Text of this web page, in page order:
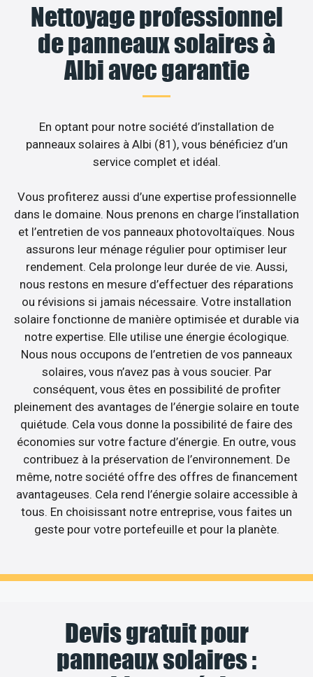
Nettoyage professionnel
de panneaux solaires à
Albi avec garantie
En optant pour notre société d’installation de
panneaux solaires à Albi (81), vous bénéficiez d’un
service complet et idéal.
Vous profiterez aussi d’une expertise professionnelle
dans le domaine. Nous prenons en charge l’installation
et l’entretien de vos panneaux photovoltaïques. Nous
assurons leur ménage régulier pour optimiser leur
rendement. Cela prolonge leur durée de vie. Aussi,
nous restons en mesure d’effectuer des réparations
ou révisions si jamais nécessaire. Votre installation
solaire fonctionne de manière optimisée et durable via
notre expertise. Elle utilise une énergie écologique.
Nous nous occupons de l’entretien de vos panneaux
solaires, vous n’avez pas à vous soucier. Par
conséquent, vous êtes en possibilité de profiter
pleinement des avantages de l’énergie solaire en toute
quiétude. Cela vous donne la possibilité de faire des
économies sur votre facture d’énergie. En outre, vous
contribuez à la préservation de l’environnement. De
même, notre société offre des offres de financement
avantageuses. Cela rend l’énergie solaire accessible à
tous. En choisissant notre entreprise, vous faites un
geste pour votre portefeuille et pour la planète.
Devis gratuit pour
panneaux solaires :